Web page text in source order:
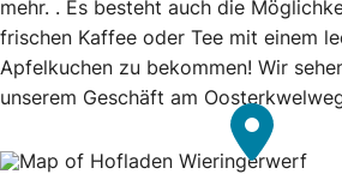
mehr. . Es besteht auch die
frischen Kaffee oder Tee mit einem
Apfelkuchen zu bekommen! Wir
unserem Geschäft am